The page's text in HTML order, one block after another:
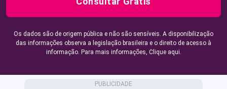
Os dados são de origem pública e não são sensíveis. A disponibilização
das informações observa a legislação brasileira e o direito de acesso à
informação. Para mais informações, Clique aqui.